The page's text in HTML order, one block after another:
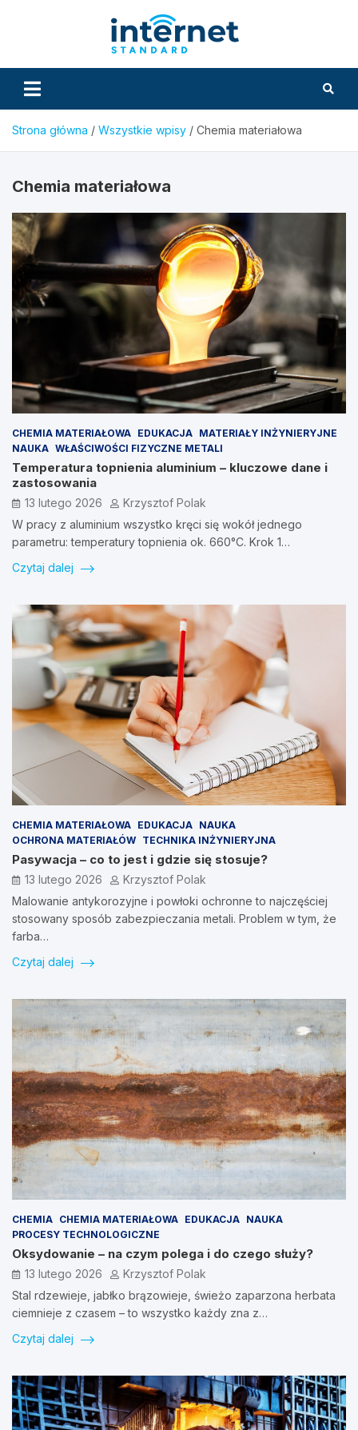
Strona główna Wszystkie wpisy Chemia materiałowa
Chemia materiałowa
CHEMIA MATERIAŁOWA EDUKACJA MATERIAŁY INŻYNIERYJNE
NAUKA WŁAŚCIWOŚCI FIZYCZNE METALI
Temperatura topnienia aluminium – kluczowe dane i
zastosowania
13 lutego 2026
Krzysztof Polak
W pracy z aluminium wszystko kręci się wokół jednego
parametru: temperatury topnienia ok. 660°C. Krok 1…
Czytaj dalej
CHEMIA MATERIAŁOWA EDUKACJA NAUKA
OCHRONA MATERIAŁÓW TECHNIKA INŻYNIERYJNA
Pasywacja – co to jest i gdzie się stosuje?
13 lutego 2026
Krzysztof Polak
Malowanie antykorozyjne i powłoki ochronne to najczęściej
stosowany sposób zabezpieczania metali. Problem w tym, że
farba…
Czytaj dalej
CHEMIA CHEMIA MATERIAŁOWA EDUKACJA NAUKA
PROCESY TECHNOLOGICZNE
Oksydowanie – na czym polega i do czego służy?
13 lutego 2026
Krzysztof Polak
Stal rdzewieje, jabłko brązowieje, świeżo zaparzona herbata
ciemnieje z czasem – to wszystko każdy zna z…
Czytaj dalej